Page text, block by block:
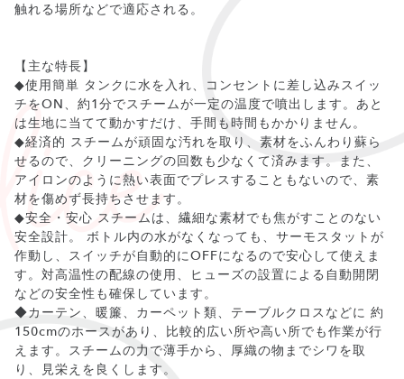
触れる場所などで適応される。
【主な特長】
◆使用簡単 タンクに水を入れ、コンセントに差し込みスイッ
チをON、約1分でスチームが一定の温度で噴出します。あと
は生地に当てて動かすだけ、手間も時間もかかりません。
◆経済的 スチームが頑固な汚れを取り、素材をふんわり蘇ら
せるので、クリーニングの回数も少なくて済みます。また、
アイロンのように熱い表面でプレスすることもないので、素
材を傷めず長持ちさせます。
◆安全・安心 スチームは、繊細な素材でも焦がすことのない
安全設計。 ボトル内の水がなくなっても、サーモスタットが
作動し、スイッチが自動的にOFFになるので安心して使えま
す。対高温性の配線の使用、ヒューズの設置による自動開閉
などの安全性も確保しています。
◆カーテン、暖簾、カーペット類、テーブルクロスなどに 約
150cmのホースがあり、比較的広い所や高い所でも作業が行
えます。スチームの力で薄手から、厚織の物までシワを取
り、見栄えを良くします。